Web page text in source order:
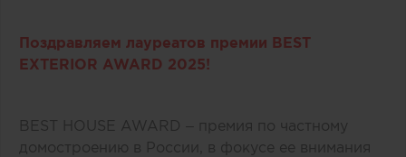
Поздравляем лауреатов премии BEST
EXTERIOR AWARD 2025!
BEST HOUSE AWARD – премия по частному
домостроению в России, в фокусе ее внимания